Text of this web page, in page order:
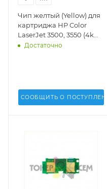
Чип желтый (Yellow) для
картриджа HP Color
LaserJet 3500, 3550 (4k
стр.)(DV Inc.) -
Достаточно
СООБЩИТЬ О